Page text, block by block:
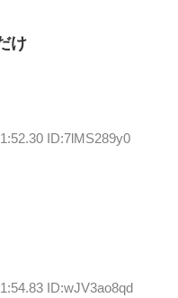
け
ID:7lMS289y0
ID:wJV3ao8qd